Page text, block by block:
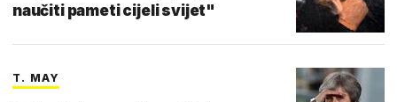
naučiti pameti cijeli svijet"
T. MAY